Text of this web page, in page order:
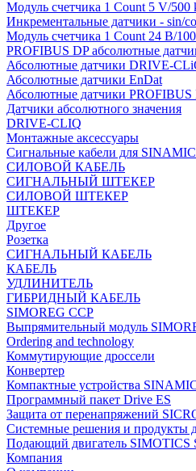
Модуль счетчика 1 Count 5 V/500
Инкрементальные датчики - sin/
Модуль счетчика 1 Count 24 В/
PROFIBUS DP абсолютные
Абсолютные датчики DRIVE-
Абсолютные датчики EnDat
Абсолютные датчики PROFIBUS
Датчики абсолютного значения
DRIVE-CLIQ
Монтажные аксессуары
Сигнальные кабели для
СИЛОВОЙ КАБЕЛЬ
СИГНАЛЬНЫЙ ШТЕКЕР
СИЛОВОЙ ШТЕКЕР
ШТЕКЕР
Другое
Розетка
СИГНАЛЬНЫЙ КАБЕЛЬ
КАБЕЛЬ
УДЛИНИТЕЛЬ
ГИБРИДНЫЙ КАБЕЛЬ
SIMOREG CCP
Выпрямительный модуль
Ordering and technology
Коммутирующие дроссели
Конвертер
Компактные устройства
Программный пакет Drive ES
Защита от перенапряжений
Системные решения и продукты
Подающий двигатель SIMOTICS
Компания